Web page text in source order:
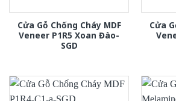
Cửa Gỗ Chống Cháy MDF
Veneer P1R5 Xoan Đào-
SGD
Cửa